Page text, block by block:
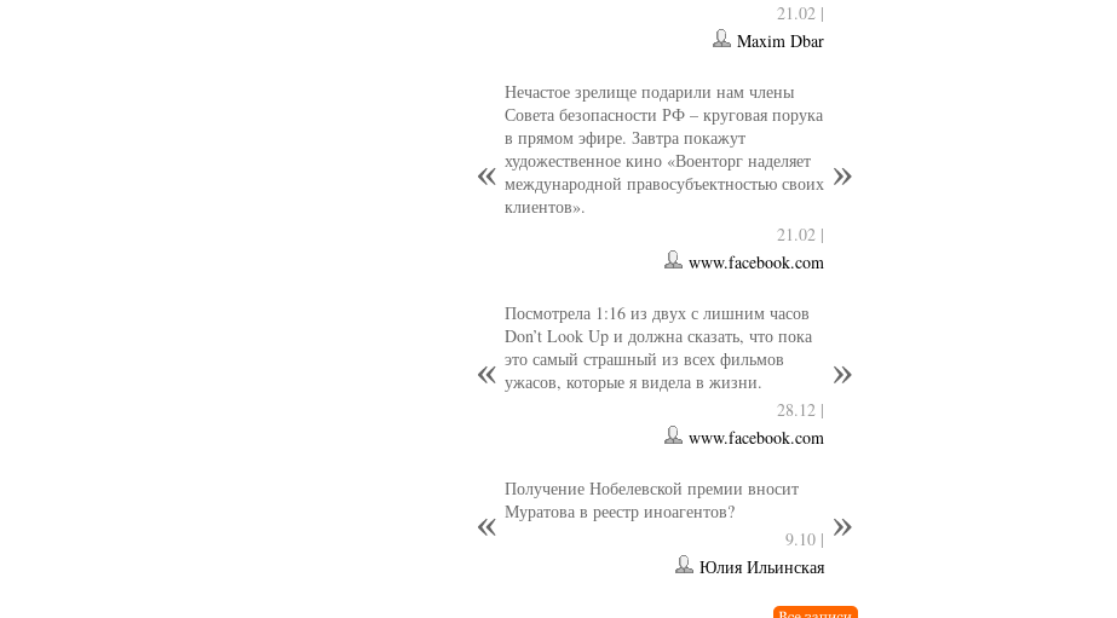
21.02 |
Maxim Dbar
Нечастое зрелище подарили нам члены
Совета безопасности РФ – круговая порука
в прямом эфире. Завтра покажут
художественное кино «Военторг наделяет
международной правосубъектностью своих
клиентов».
21.02 |
www.facebook.com
Посмотрела 1:16 из двух с лишним часов
Don’t Look Up и должна сказать, что пока
это самый страшный из всех фильмов
ужасов, которые я видела в жизни.
28.12 |
www.facebook.com
Получение Нобелевской премии вносит
Муратова в реестр иноагентов?
9.10 |
Юлия Ильинская